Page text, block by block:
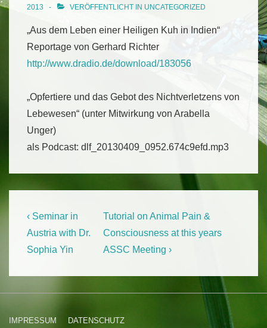
2013
VERÖFFENTLICHT IN UNCATEGORIZED
„Aus dem Leben einer Heiligen Kuh in Indien“
Reportage von Gerhard Richter
http://www.dradio.de/download/183056
„Opfertiere und das Gebot des Nichtverletzens von
Lebewesen“ (unter Mitwirkung von Arabella
Unger)
als Podcast: dlf_20130409_0952.674c9efd.mp3
Beitragsnavigation
Previous
Post
is
‹ Seminar in
Austria with Dr.
Sophia Yin
Next
Post
is
Tutorial on Animal Pain &
Consciousness at this years
ASSC Meeting ›
Footer-
IMPRESSUM DATENSCHUTZ